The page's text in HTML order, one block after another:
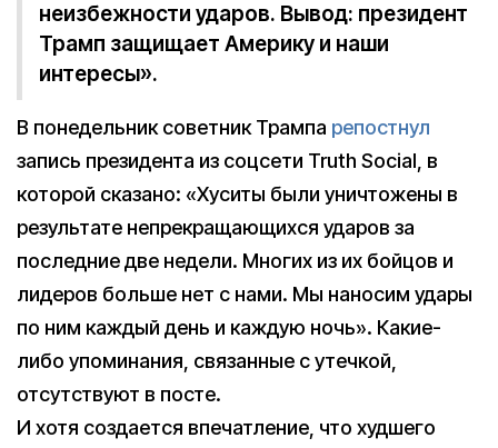
неизбежности ударов. Вывод: президент
Трамп защищает Америку и наши
интересы».
В понедельник советник Трампа репостнул
запись президента из соцсети Truth Social, в
которой сказано: «Хуситы были уничтожены в
результате непрекращающихся ударов за
последние две недели. Многих из их бойцов и
лидеров больше нет с нами. Мы наносим удары
по ним каждый день и каждую ночь». Какие-
либо упоминания, связанные с утечкой,
отсутствуют в посте.
И хотя создается впечатление, что худшего